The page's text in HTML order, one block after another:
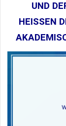
UND
HEISSEN